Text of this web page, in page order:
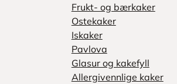
Frukt- og bærkaker
Ostekaker
Iskaker
Pavlova
Glasur og kakefyll
Allergivennlige kaker